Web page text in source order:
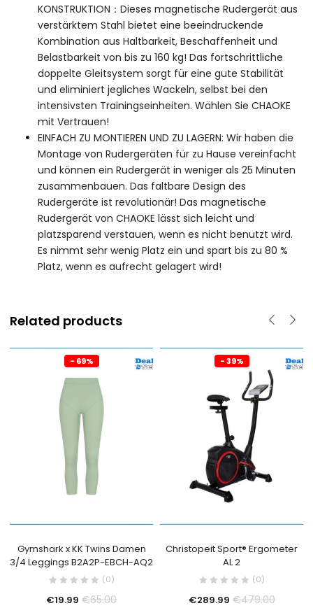
KONSTRUKTION：Dieses magnetische Rudergerät aus
verstärktem Stahl bietet eine beeindruckende
Kombination aus Haltbarkeit, Beschaffenheit und
Belastbarkeit von bis zu 160 kg! Das fortschrittliche
doppelte Gleitsystem sorgt für eine gute Stabilität
und eliminiert jegliches Wackeln, selbst bei den
intensivsten Trainingseinheiten. Wählen Sie CHAOKE
mit Vertrauen!
EINFACH ZU MONTIEREN UND ZU LAGERN: Wir haben die
Montage von Rudergeräten für zu Hause vereinfacht
und können ein Rudergerät in weniger als 25 Minuten
zusammenbauen. Das faltbare Design des
Rudergeräte ist revolutionär! Das magnetische
Rudergerät von CHAOKE lässt sich leicht und
platzsparend verstauen, wenn es nicht benutzt wird.
Es nimmt sehr wenig Platz ein und spart bis zu 80 %
Platz, wenn es aufrecht gelagert wird!
Related products
- 69%
Gymshark x KK Twins Damen
3/4 Leggings B2A2P-EBCH-AQ2
(0)
€19.99 €65.00
- 39%
Christopeit Sport® Ergometer
AL 2
(0)
€289.99 €479.00